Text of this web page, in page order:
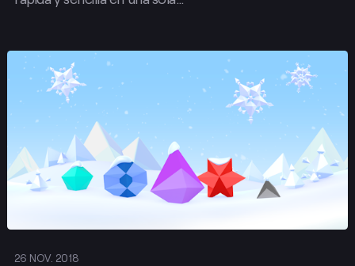
26 NOV. 2018
Publicar